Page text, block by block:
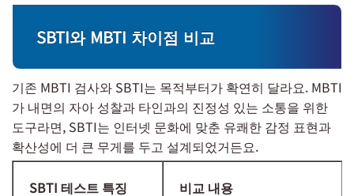
SBTI와 MBTI 차이점 비교
기존 MBTI 검사와 SBTI는 목적부터가 확연히 달라요. MBTI
가 내면의 자아 성찰과 타인과의 진정성 있는 소통을 위한
도구라면, SBTI는 인터넷 문화에 맞춘 유쾌한 감정 표현과
확산성에 더 큰 무게를 두고 설계되었거든요.
SBTI 테스트 특징 비교 내용